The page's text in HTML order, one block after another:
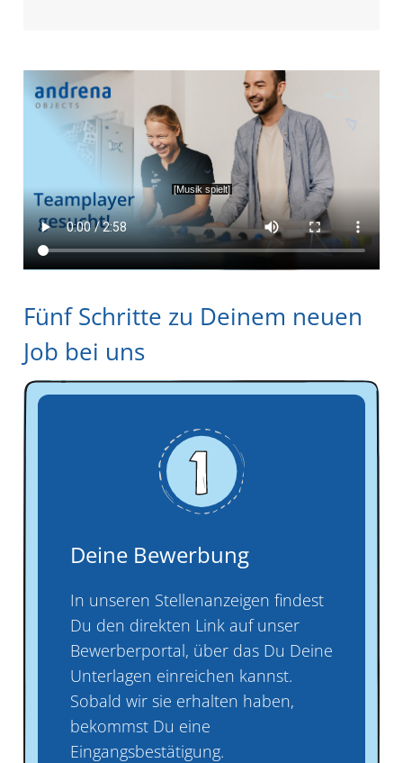
Fünf Schritte zu Deinem neuen
Job bei uns
Deine Bewerbung
In unseren Stellenanzeigen findest
Du den direkten Link auf unser
Bewerberportal, über das Du Deine
Unterlagen einreichen kannst.
Sobald wir sie erhalten haben,
bekommst Du eine
Eingangsbestätigung.